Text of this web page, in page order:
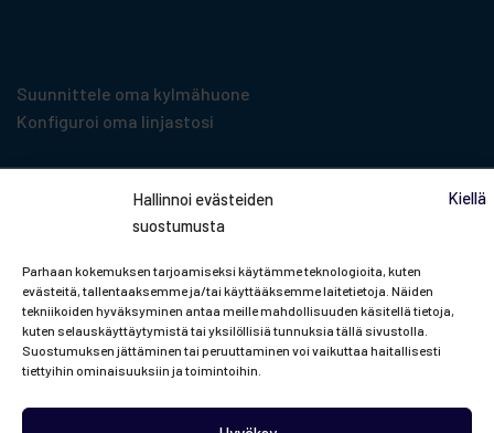
Hallinnoi evästeiden
suostumusta
Parhaan kokemuksen tarjoamiseksi käytämme teknologioita, kuten
evästeitä, tallentaaksemme ja/tai käyttääksemme laitetietoja. Näiden
tekniikoiden hyväksyminen antaa meille mahdollisuuden käsitellä tietoja,
kuten selauskäyttäytymistä tai yksilöllisiä tunnuksia tällä sivustolla.
Suostumuksen jättäminen tai peruuttaminen voi vaikuttaa haitallisesti
tiettyihin ominaisuuksiin ja toimintoihin.
Kiellä
Suunnittele oma kylmähuone
Konfiguroi oma linjastosi
Tilaa uutiskirje
Pysyt mukana Porkan ja ammattikylmän
viileimmistä uutisista!